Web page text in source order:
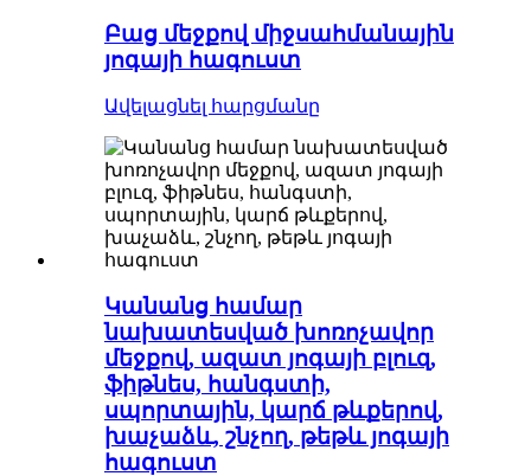
Բաց մեջքով միջսահմանային
յոգայի հագուստ
Ավելացնել հարցմանը
Կանանց համար
նախատեսված խոռոչավոր
մեջքով, ազատ յոգայի բլուզ,
ֆիթնես, հանգստի,
սպորտային, կարճ թևքերով,
խաչաձև, շնչող, թեթև յոգայի
հագուստ